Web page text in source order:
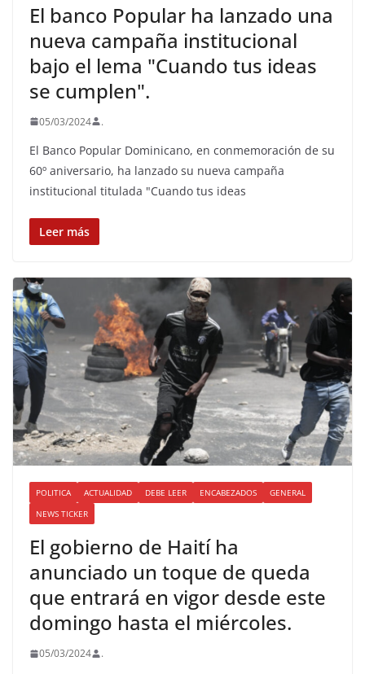
El banco Popular ha lanzado una
nueva campaña institucional
bajo el lema "Cuando tus ideas
se cumplen".
05/03/2024 .
El Banco Popular Dominicano, en conmemoración de su
60º aniversario, ha lanzado su nueva campaña
institucional titulada "Cuando tus ideas
Leer más
POLITICA ACTUALIDAD DEBE LEER ENCABEZADOS
GENERAL
NEWS TICKER
El gobierno de Haití ha
anunciado un toque de queda
que entrará en vigor desde este
domingo hasta el miércoles.
05/03/2024 .